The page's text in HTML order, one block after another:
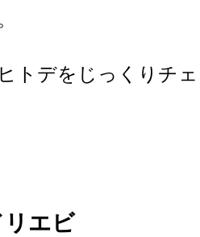
トデをじっくりチ
リエビ